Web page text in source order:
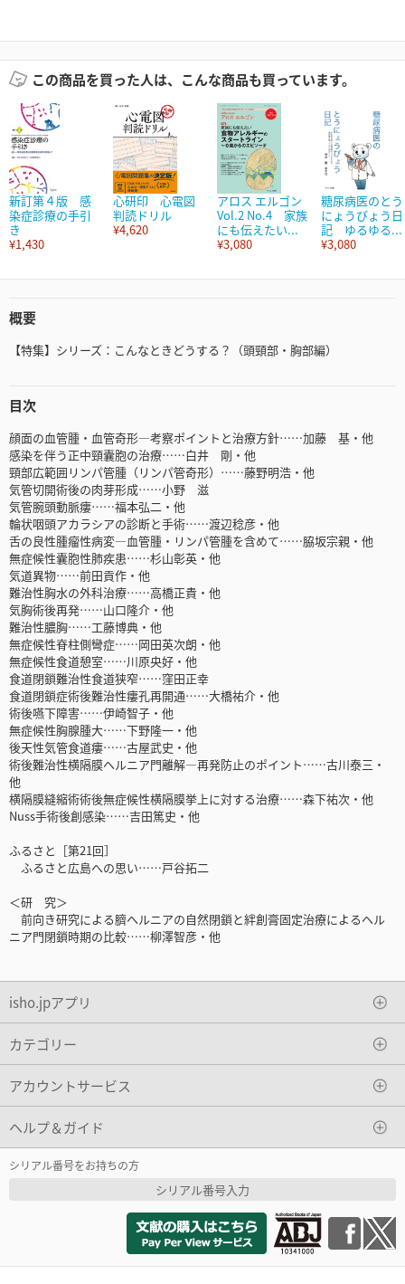
この商品を買った人は、こんな商品も買っています。
新訂第４版 感
染症診療の手引
き
¥1,430
心研印 心電図
判読ドリル
¥4,620
アロス エルゴン
Vol.2 No.4 家族
にも伝えたい...
¥3,080
糖尿病医のとう
にょうびょう日
記 ゆるゆる...
¥3,080
概要
【特集】シリーズ：こんなときどうする？（頭頸部・胸部編）
目次
顔面の血管腫・血管奇形―考察ポイントと治療方針……加藤 基・他
感染を伴う正中頸囊胞の治療……白井 剛・他
頸部広範囲リンパ管腫（リンパ管奇形）……藤野明浩・他
気管切開術後の肉芽形成……小野 滋
気管腕頭動脈瘻……福本弘二・他
輪状咽頭アカラシアの診断と手術……渡辺稔彦・他
舌の良性腫瘤性病変―血管腫・リンパ管腫を含めて……脇坂宗親・他
無症候性囊胞性肺疾患……杉山彰英・他
気道異物……前田貢作・他
難治性胸水の外科治療……高橋正貴・他
気胸術後再発……山口隆介・他
難治性膿胸……工藤博典・他
無症候性脊柱側彎症……岡田英次朗・他
無症候性食道憩室……川原央好・他
食道閉鎖難治性食道狭窄……窪田正幸
食道閉鎖症術後難治性瘻孔再開通……大橋祐介・他
術後嚥下障害……伊崎智子・他
無症候性胸腺腫大……下野隆一・他
後天性気管食道瘻……古屋武史・他
術後難治性横隔膜ヘルニア門離解―再発防止のポイント……古川泰三・
他
横隔膜縫縮術術後無症候性横隔膜挙上に対する治療……森下祐次・他
Nuss手術後創感染……吉田篤史・他
ふるさと［第21回］
ふるさと広島への思い……戸谷拓二
＜研 究＞
前向き研究による臍ヘルニアの自然閉鎖と絆創膏固定治療によるヘル
ニア門閉鎖時期の比較……柳澤智彦・他
isho.jpアプリ
カテゴリー
アカウントサービス
ヘルプ＆ガイド
シリアル番号をお持ちの方
シリアル番号入力